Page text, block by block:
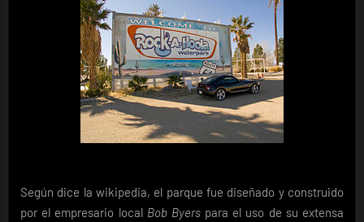
Según dice la wikipedia, el parque fue diseñado y construido
por el empresario local Bob Byerspara el uso de su extensa